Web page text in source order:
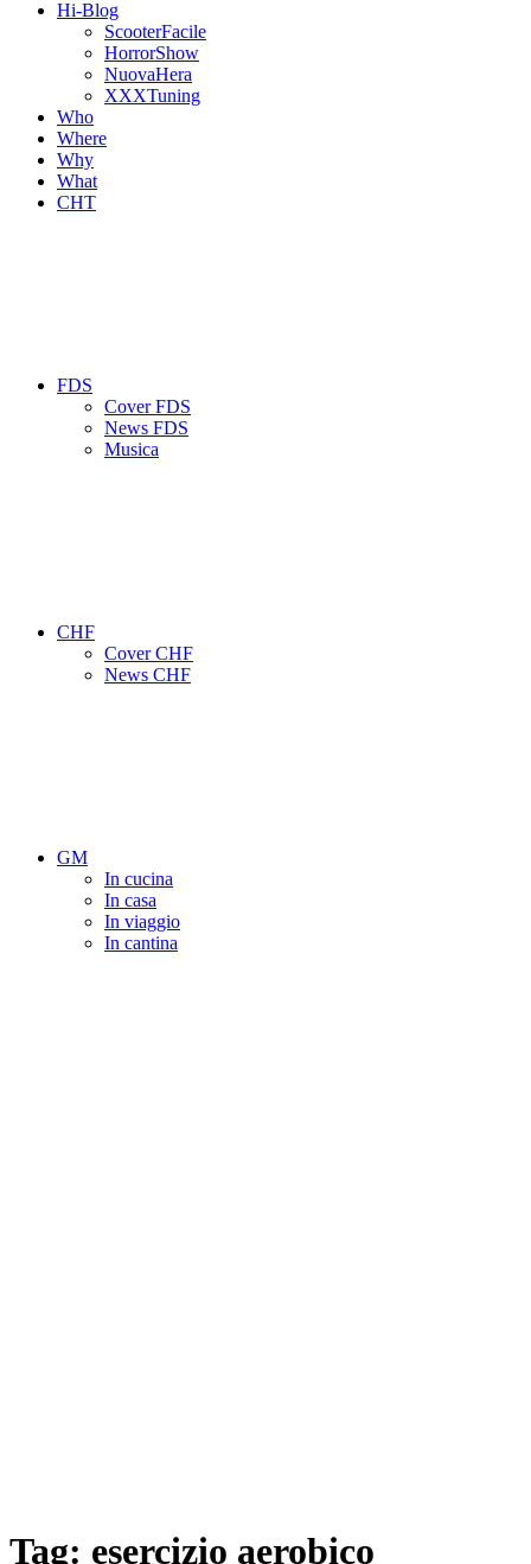
Hi-Blog
ScooterFacile
HorrorShow
NuovaHera
XXXTuning
Who
Where
Why
What
CHT
FDS
Cover FDS
News FDS
Musica
CHF
Cover CHF
News CHF
GM
In cucina
In casa
In viaggio
In cantina
Tag: esercizio aerobico